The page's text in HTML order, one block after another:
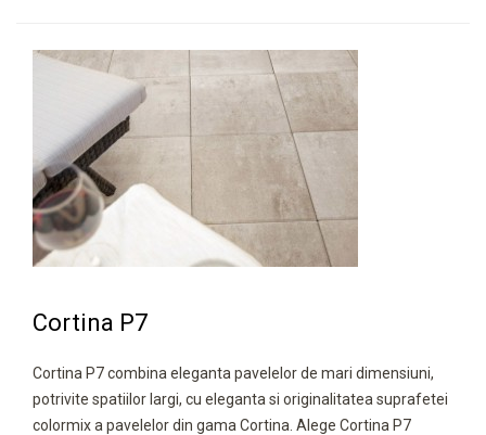
Cortina P7
Cortina P7 combina eleganta pavelelor de mari dimensiuni,
potrivite spatiilor largi, cu eleganta si originalitatea suprafetei
colormix a pavelelor din gama Cortina. Alege Cortina P7